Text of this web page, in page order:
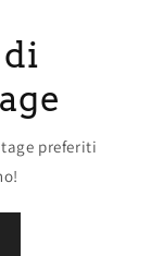
di
preferiti